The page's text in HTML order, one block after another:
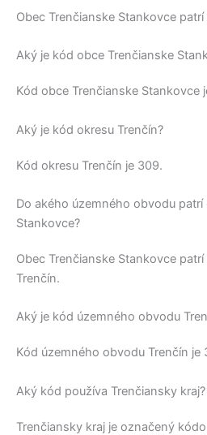
Obec Trenčianske Stankovce patrí
Aký je kód obce Trenčianske
Kód obce Trenčianske Stankovce
Aký je kód okresu Trenčín?
Kód okresu Trenčín je 309.
Do akého územného obvodu patrí
Stankovce?
Obec Trenčianske Stankovce
Trenčín.
Aký je kód územného obvodu
Kód územného obvodu Trenčín je
Aký kód používa Trenčiansky kraj?
Trenčiansky kraj je označený